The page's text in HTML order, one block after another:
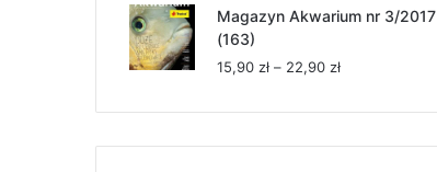
22,90 zł
od
do
Magazyn Akwarium nr 3/2017
(163)
15,90 zł – 22,90 złZakres
od